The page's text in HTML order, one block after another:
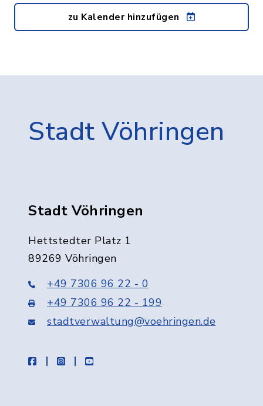
zu Kalender hinzufügen
Stadt Vöhringen
Stadt Vöhringen
Hettstedter Platz 1
89269 Vöhringen
+49 7306 96 22 - 0
+49 7306 96 22 - 199
stadtverwaltung@voehringen.de
facebookinstagramyoutube